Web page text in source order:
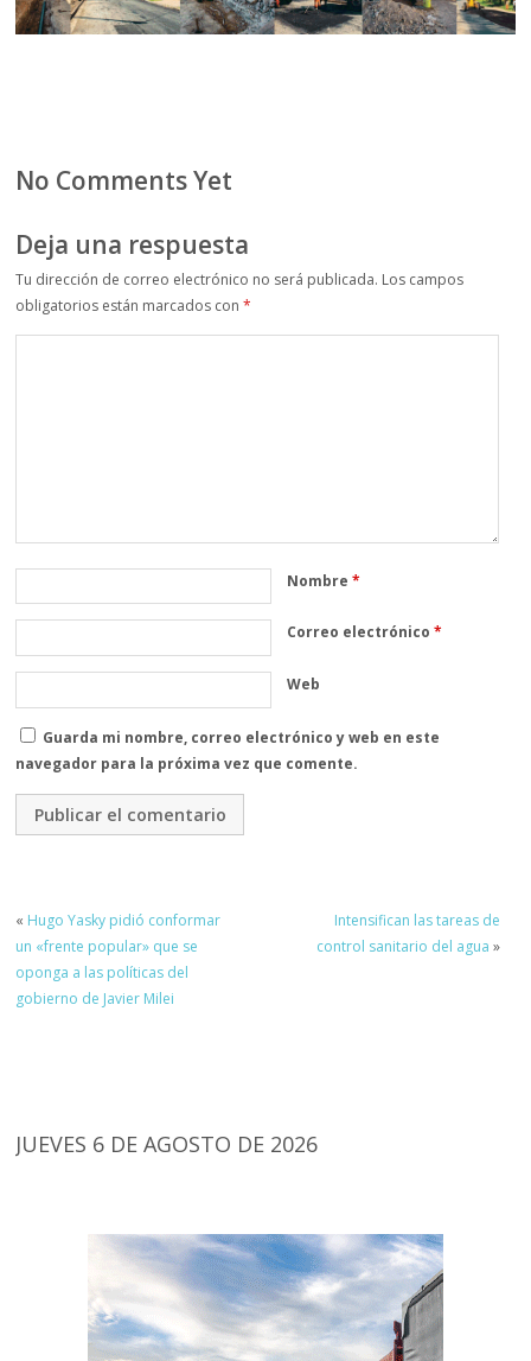
No Comments Yet
Deja una respuesta
Tu dirección de correo electrónico no será publicada. Los campos
obligatorios están marcados con*
Nombre*
Correo electrónico*
Web
Guarda mi nombre, correo electrónico y web en este
navegador para la próxima vez que comente.
« Hugo Yasky pidió conformar
un «frente popular» que se
oponga a las políticas del
gobierno de Javier Milei
Intensifican las tareas de
control sanitario del agua »
JUEVES 6 DE AGOSTO DE 2026